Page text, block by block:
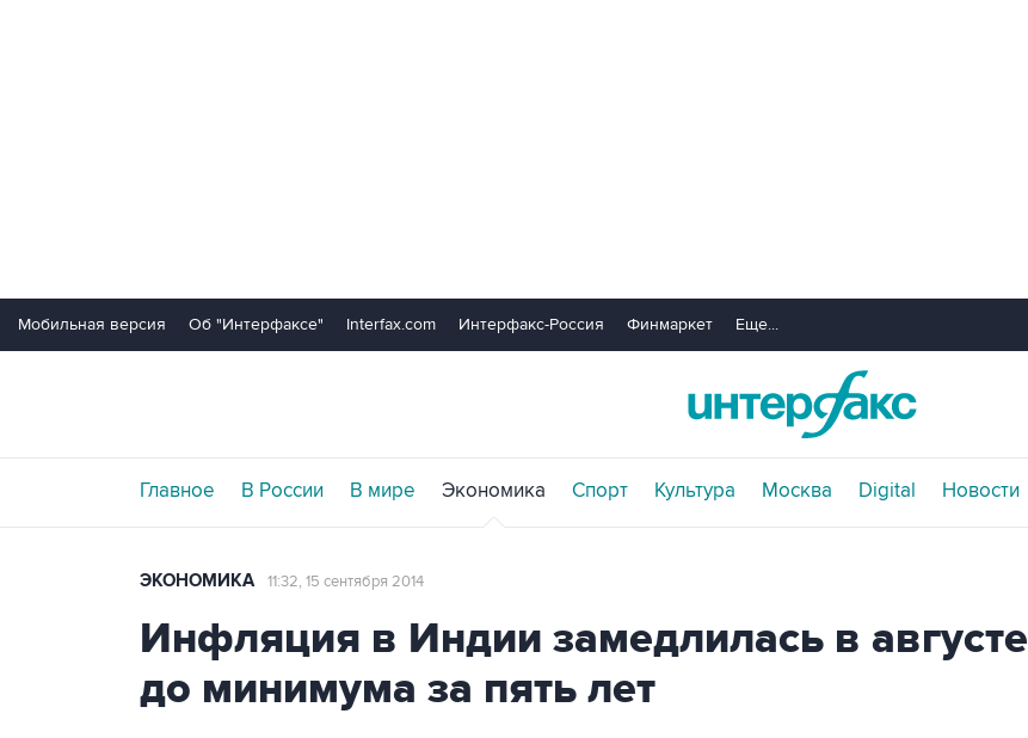
Мобильная версия Об "Интерфаксе" Interfax.com Интерфакс-Россия Финмаркет Еще...
Главное В России В мире Экономика Спорт Культура Москва Digital Новости
ЭКОНОМИКА 11:32, 15 сентября 2014
Инфляция в Индии замедлилась в августе
до минимума за пять лет